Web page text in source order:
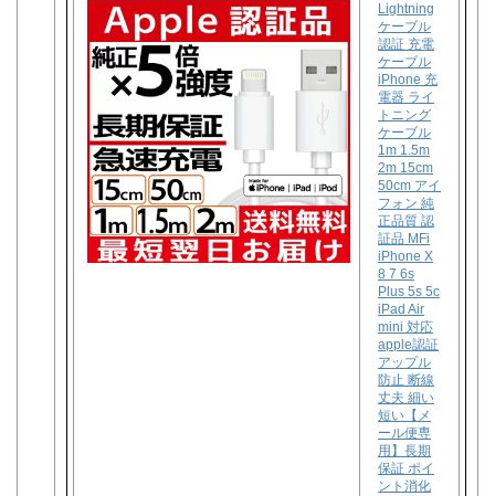
Lightning
ケーブル
認証 充電
ケーブル
iPhone 充
電器 ライ
トニング
ケーブル
1m 1.5m
2m 15cm
50cm アイ
フォン 純
正品質 認
証品 MFi
iPhone X
8 7 6s
Plus 5s 5c
iPad Air
mini 対応
apple認証
アップル
防止 断線
丈夫 細い
短い【メ
ール便専
用】長期
保証 ポイ
ント消化